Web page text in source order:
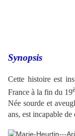
Synopsis
Cette histoire est
France à la fin du 19
Née sourde et
ans, est incapable